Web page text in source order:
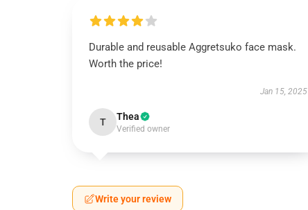
Durable and reusable Aggretsuko face mask.
Worth the price!
Jan 15, 2025
T Thea
Verified owner
Write your review